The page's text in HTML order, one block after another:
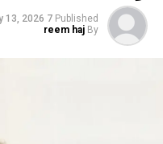
Published
7 months ago
13, 2026
By
reem haj